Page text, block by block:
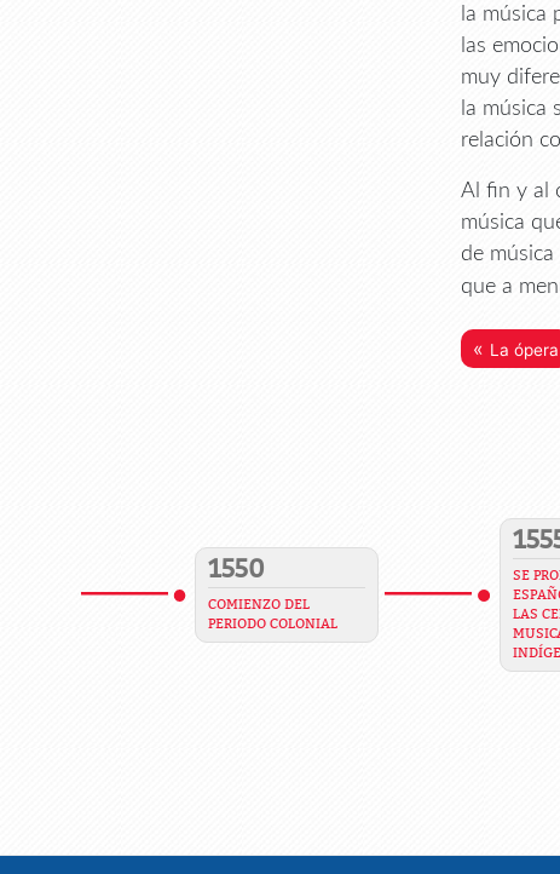
la música
las
muy
la música
relación
Al fin y al
música
de
que a
« La ópera
1550
COMIENZO DEL
PERIODO COLONIAL
SE
LAS